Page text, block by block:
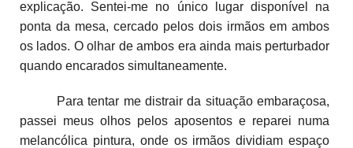
explicação. Sentei-me no único lugar disponível na
ponta da mesa, cercado pelos dois irmãos em ambos
os lados. O olhar de ambos era ainda mais perturbador
quando encarados simultaneamente.
Para tentar me distrair da situação embaraçosa,
passei meus olhos pelos aposentos e reparei numa
melancólica pintura, onde os irmãos dividiam espaço